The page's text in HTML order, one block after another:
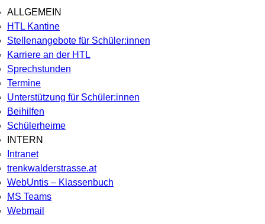
ALLGEMEIN
HTL Kantine
Stellenangebote für Schüler:innen
Karriere an der HTL
Sprechstunden
Termine
Unterstützung für Schüler:innen
Beihilfen
Schülerheime
INTERN
Intranet
trenkwalderstrasse.at
WebUntis – Klassenbuch
MS Teams
Webmail